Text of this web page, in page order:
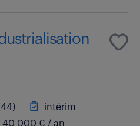
intérim
40 000 € / an